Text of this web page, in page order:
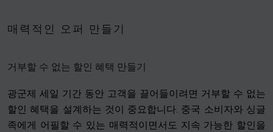
매력적인 오퍼 만들기
거부할 수 없는 할인 혜택 만들기
광군제 세일 기간 동안 고객을 끌어들이려면 거부할 수 없는
할인 혜택을 설계하는 것이 중요합니다. 중국 소비자와 싱글
족에게 어필할 수 있는 매력적이면서도 지속 가능한 할인을